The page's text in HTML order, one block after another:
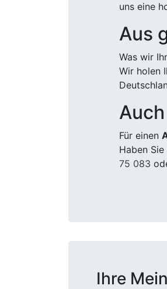
uns eine
Aus
Was wir
Wir holen
Für einen
Haben
75 083
Ihre